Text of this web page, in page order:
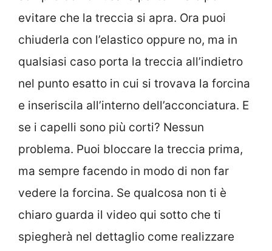
evitare che la treccia si apra. Ora puoi
chiuderla con l’elastico oppure no, ma in
qualsiasi caso porta la treccia all’indietro
nel punto esatto in cui si trovava la forcina
e inseriscila all’interno dell’acconciatura. E
se i capelli sono più corti? Nessun
problema. Puoi bloccare la treccia prima,
ma sempre facendo in modo di non far
vedere la forcina. Se qualcosa non ti è
chiaro guarda il video qui sotto che ti
spiegherà nel dettaglio come realizzare